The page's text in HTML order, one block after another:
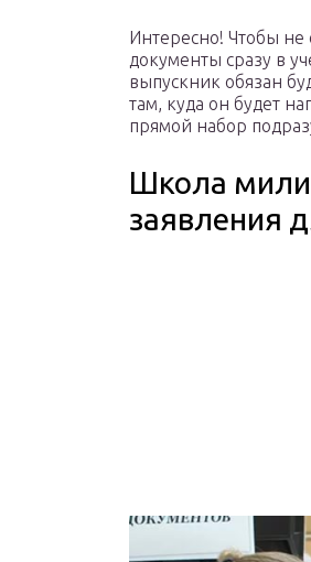
Интересно! Чтобы
документы сразу в
выпускник обязан
там, куда он будет
прямой набор
Школа
заявления